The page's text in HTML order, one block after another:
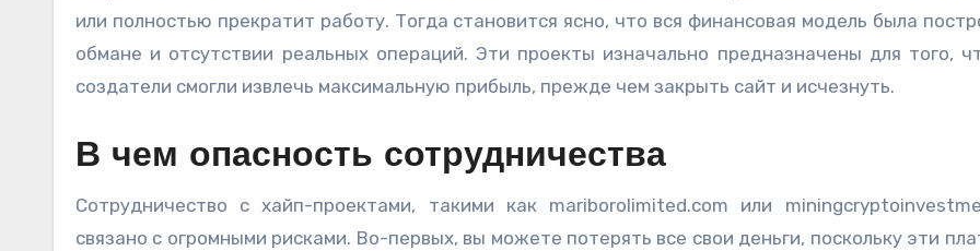
или полностью прекратит работу. Тогда становится ясно, что вся финансовая модель была
обмане и отсутствии реальных операций. Эти проекты изначально предназначены для того,
создатели смогли извлечь максимальную прибыль, прежде чем закрыть сайт и исчезнуть.
В чем опасность сотрудничества
Сотрудничество с хайп-проектами, такими как mariborolimited.com или
связано с огромными рисками. Во-первых, вы можете потерять все свои деньги, поскольку эти